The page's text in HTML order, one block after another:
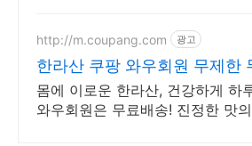
번에 즐기세요
http://m.coupang.com 광고
한라산 쿠팡 와우회원 무제한
몸에 이로운 한라산, 건강하게 하
와우회원은 무료배송! 진정한 맛